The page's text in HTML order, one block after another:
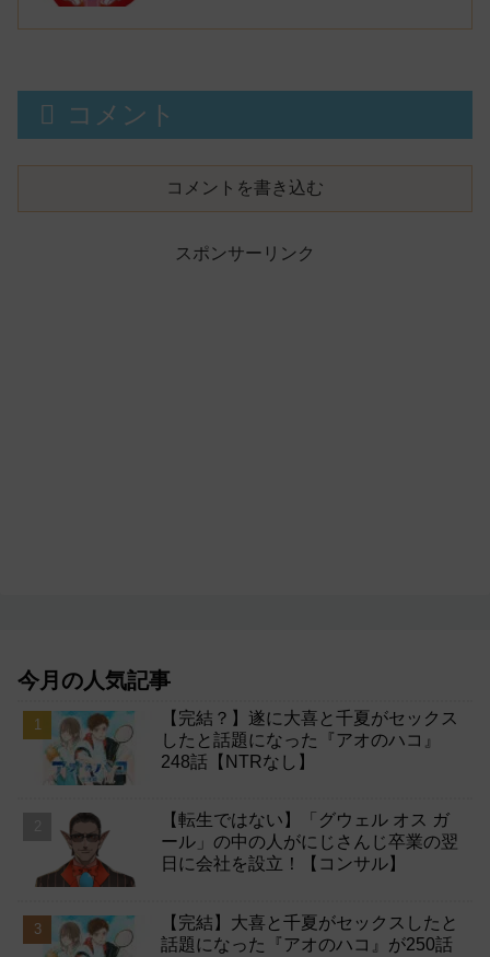
コメント
コメントを書き込む
スポンサーリンク
今月の人気記事
【完結？】遂に大喜と千夏がセックス
したと話題になった『アオのハコ』
248話【NTRなし】
【転生ではない】「グウェル オス ガ
ール」の中の人がにじさんじ卒業の翌
日に会社を設立！【コンサル】
【完結】大喜と千夏がセックスしたと
話題になった『アオのハコ』が250話